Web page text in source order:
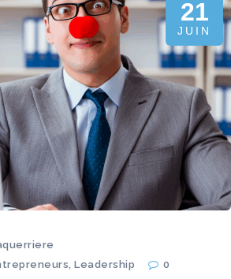
21
JUIN
,Leadership 0